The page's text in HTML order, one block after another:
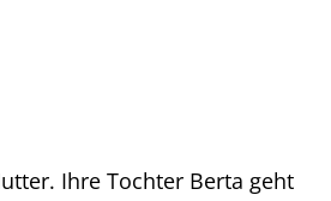
Ihre Tochter Berta geht